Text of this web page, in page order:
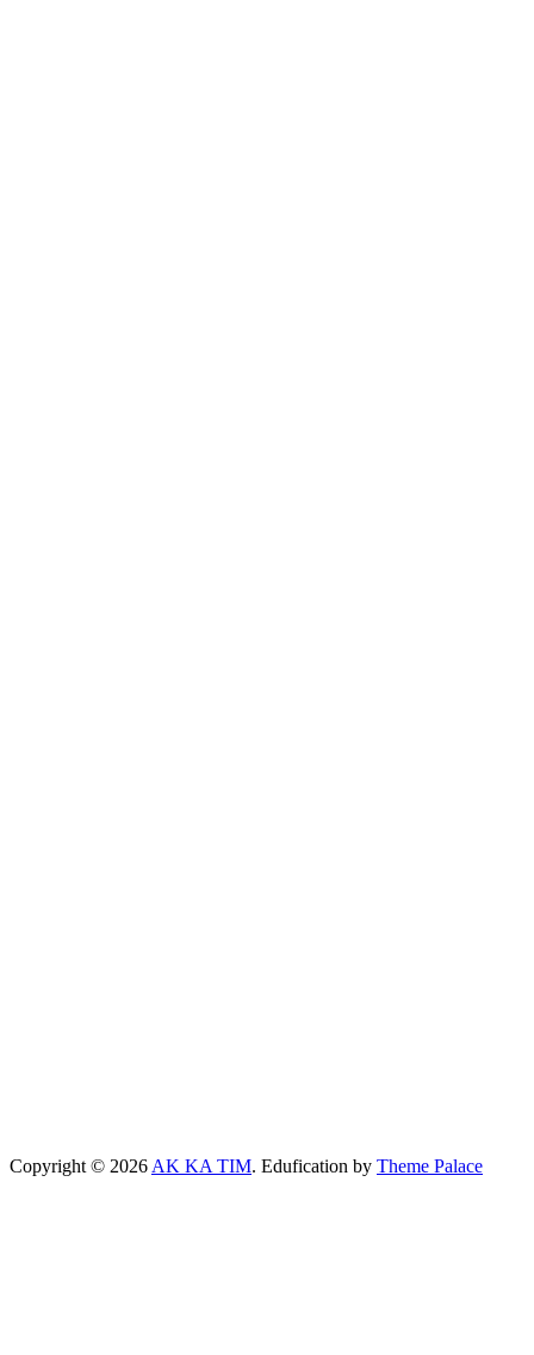
Copyright © 2026 AK KA TIM. Edufication by Theme Palace